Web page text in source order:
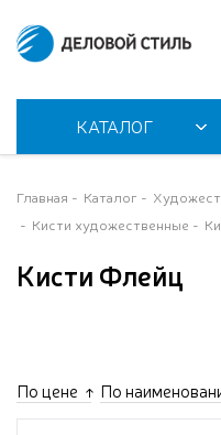
КАТАЛОГ
Главная Каталог
Кисти художественные
Кисти Флейц
По цене По